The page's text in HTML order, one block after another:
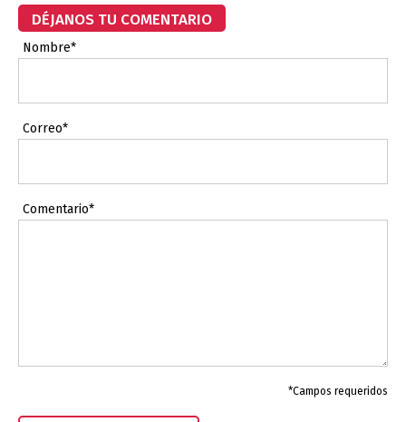
DÉJANOS TU COMENTARIO
Nombre*
Correo*
Comentario*
*Campos requeridos